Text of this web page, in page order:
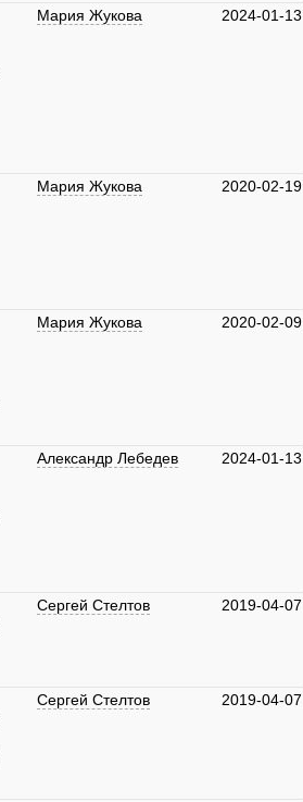
Мария Жукова 2024-01-13
Мария Жукова 2020-02-19
Мария Жукова 2020-02-09
Александр Лебедев 2024-01-13
Сергей Стелтов 2019-04-07
Сергей Стелтов 2019-04-07